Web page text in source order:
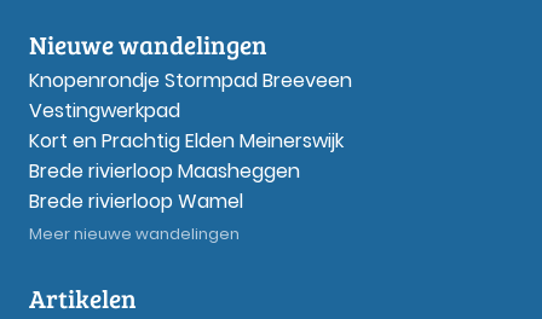
Nieuwe wandelingen
Knopenrondje Stormpad Breeveen
Vestingwerkpad
Kort en Prachtig Elden Meinerswijk
Brede rivierloop Maasheggen
Brede rivierloop Wamel
Meer nieuwe wandelingen
Artikelen